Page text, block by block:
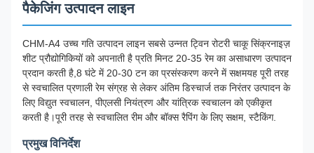
पैकेजिंग उत्पादन लाइन
CHM-A4 उच्च गति उत्पादन लाइन सबसे उन्नत ट्विन रोटरी चाकू सिंक्रनाइज़
शीट प्रौद्योगिकियों को अपनाती है प्रति मिनट 20-35 रेम का असाधारण उत्पादन
प्रदान करती है,8 घंटे में 20-30 टन का प्रसंस्करण करने में सक्षमयह पूरी तरह
से स्वचालित प्रणाली रेम संग्रह से लेकर अंतिम डिस्चार्ज तक निरंतर उत्पादन के
लिए विद्युत स्वचालन, पीएलसी नियंत्रण और यांत्रिक स्वचालन को एकीकृत
करती है।पूरी तरह से स्वचालित रीम और बॉक्स रैपिंग के लिए सक्षम, स्टैकिंग.
प्रमुख विनिर्देश